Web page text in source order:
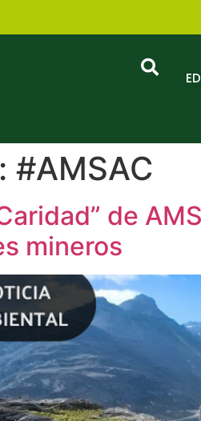
#AMSAC
de
mineros